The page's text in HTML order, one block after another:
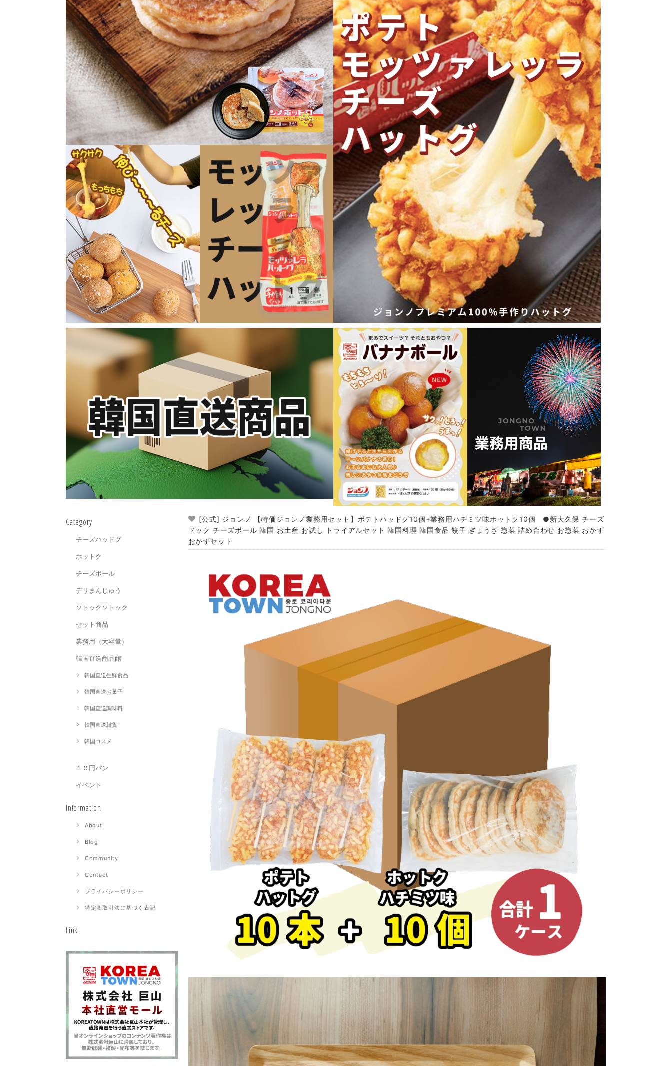
Category
チーズハッドグ
ホットク
チーズボール
デリまんじゅう
ソトックソトック
セット商品
業務用（大容量）
韓国直送商品館
韓国直送生鮮食品
韓国直送お菓子
韓国直送調味料
韓国直送雑貨
韓国コスメ
１０円パン
イベント
Information
About
Blog
Community
Contact
プライバシーポリシー
特定商取引法に基づく表記
Link
[公式] ジョンノ 【特価ジョンノ業務用セット】ボテトハッドグ10個+業務用ハチミツ味ホットク10個 ●新大久保 チーズ
ドック チーズボール 韓国 お土産 お試し トライアルセット 韓国料理 韓国食品 餃子 ぎょうざ 惣菜 詰め合わせ お惣菜 おかず
おかずセット